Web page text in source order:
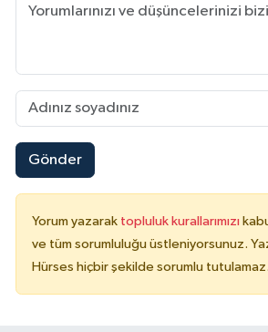
Gönder
Yorum yazarak topluluk kurallarımızı
ve tüm sorumluluğu üstleniyorsunuz.
Hürses hiçbir şekilde sorumlu tutulamaz.